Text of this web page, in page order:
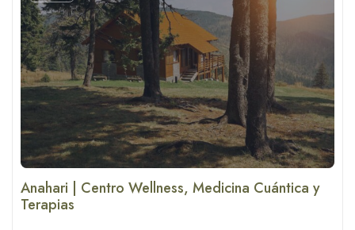
Anahari | Centro Wellness, Medicina Cuántica y
Terapias